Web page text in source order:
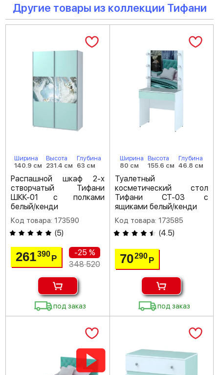
Другие товары из коллекции Тифани
Ширина
140.9 см
Высота
231.4 см
Глубина
63 см
Распашной шкаф 2-х
створчатый Тифани
ШКК-01 с полками
белый/кенди
Код товара: 173590
(5)
261390Р
-25 %
348 520
под заказ
Ширина
80 см
Высота
155.6 см
Глубина
46.8 см
Туалетный
косметический стол
Тифани СТ-03 с
ящиками белый/кенди
Код товара: 173585
(4.5)
70290 Р
под заказ